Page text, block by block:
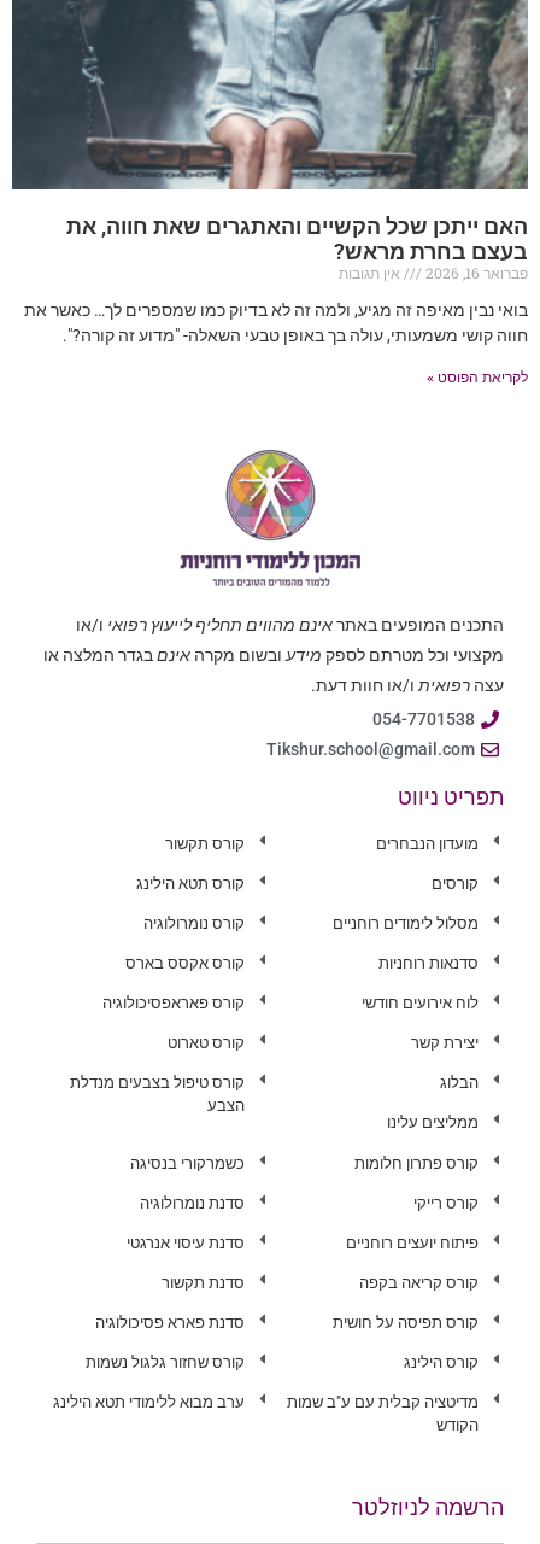
האם ייתכן שכל הקשיים והאתגרים שאת חווה, את
בעצם בחרת מראש?
פברואר 16, 2026
אין תגובות
בואי נבין מאיפה זה מגיע, ולמה זה לא בדיוק כמו שמספרים לך… כאשר את
חווה קושי משמעותי, עולה בך באופן טבעי השאלה- "מדוע זה קורה?".
לקריאת הפוסט »
התכנים המופעים באתראינם מהווים תחליף לייעוץ רפואי ו/או
מקצועי וכל מטרתם לספק מידע ובשום מקרה אינםבגדר המלצה או
עצה רפואית ו/או חוות דעת.
054-7701538
Tikshur.school@gmail.com
תפריט ניווט
מועדון הנבחרים
קורסים
מסלול לימודים רוחניים
סדנאות רוחניות
לוח אירועים חודשי
יצירת קשר
הבלוג
ממליצים עלינו
קורס תקשור
קורס תטא הילינג
קורס נומרולוגיה
קורס אקסס בארס
קורס פאראפסיכולוגיה
קורס טארוט
קורס טיפול בצבעים מנדלת
הצבע
קורס פתרון חלומות
קורס רייקי
פיתוח יועצים רוחניים
קורס קריאה בקפה
קורס תפיסה על חושית
קורס הילינג
מדיטציה קבלית עם ע"ב שמות
הקודש
כשמרקורי בנסיגה
סדנת נומרולוגיה
סדנת עיסוי אנרגטי
סדנת תקשור
סדנת פארא פסיכולוגיה
קורס שחזור גלגול נשמות
ערב מבוא ללימודי תטא הילינג
הרשמה לניוזלטר